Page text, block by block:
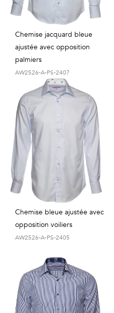
Chemise jacquard bleue
ajustée avec opposition
palmiers
AW2526-A-PS-2407
Chemise bleue ajustée avec
opposition voiliers
AW2526-A-PS-2405